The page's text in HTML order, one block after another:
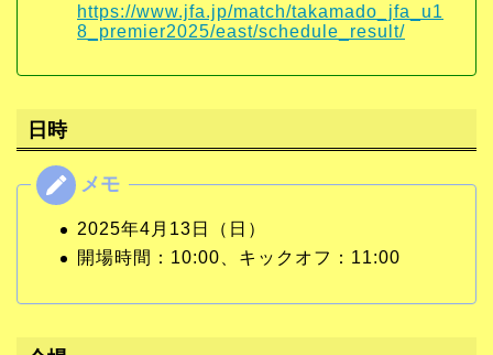
https://www.jfa.jp/match/takamado_jfa_u1
8_premier2025/east/schedule_result/
日時
2025年4月13日（日）
開場時間：10:00、キックオフ：11:00